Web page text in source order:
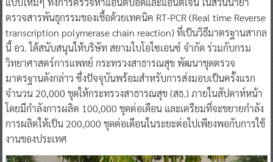
ตรวจสารพันธุกรรมของเชื้อด้วยเทคนิค RT-PCR (Real time Reverse
transcription polymerase chain reaction) ที่เป็นวิธีมาตรฐานสากล
นี้ อว. ได้สนับสนุนให้บริษัท สยามไบโอไซเอนซ์ จำกัด ร่วมกับกรม
วิทยาศาสตร์การแพทย์ กระทรวงสาธารณสุข พัฒนาชุดตรวจ
มาตรฐานดังกล่าว ซึ่งปัจจุบันพร้อมสำหรับการส่งมอบเป็นครั้งแรก
จำนวน 20,000 ชุดให้กระทรวงสาธารณสุข (สธ.) ภายในสัปดาห์หน้า
โดยมีกำลังการผลิต 100,000 ชุดต่อเดือน และเตรียมที่จะขยายกำลัง
การผลิตให้เป็น 200,000 ชุดต่อเดือนในระยะต่อไปเพียงพอกับการใช้
งานของประเทศ